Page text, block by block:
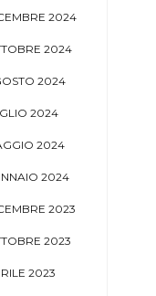
2024
2024
2024
2024
2024
2024
2023
2023
2023